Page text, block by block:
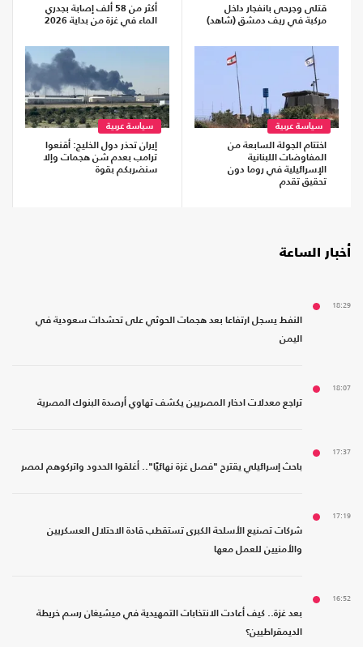
قتلى وجرحى بانفجار داخل
مركبة في ريف دمشق (شاهد)
أكثر من 58 ألف إصابة بجدري
الماء في غزة من بداية 2026
سياسة عربية
اختتام الجولة السابعة من
المفاوضات اللبنانية
الإسرائيلية في روما دون
تحقيق تقدم
سياسة عربية
إيران تحذر دول الخليج: أقنعوا
ترامب بعدم شن هجمات وإلا
سنضربكم بقوة
أخبار الساعة
18:29
النفط يسجل ارتفاعا بعد هجمات الحوثي على تحشدات سعودية في
اليمن
18:07
تراجع معدلات ادخار المصريين يكشف تهاوي أرصدة البنوك المصرية
17:37
باحث إسرائيلي يقترح "فصل غزة نهائيًا".. أغلقوا الحدود واتركوهم لمصر
17:19
شركات تصنيع الأسلحة الكبرى تستقطب قادة الاحتلال العسكريين
والأمنيين للعمل معها
16:52
بعد غزة.. كيف أعادت الانتخابات التمهيدية في ميشيغان رسم خريطة
الديمقراطيين؟